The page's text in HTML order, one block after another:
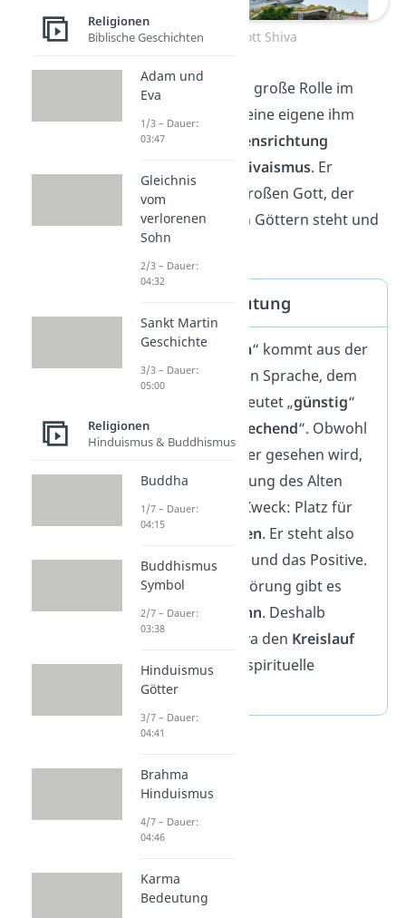
Der Gott Shiva
Shiva spielt eine so große Rolle im
Hinduismus, dass eine eigene ihm
gewidmete
Glaubensrichtung
Shivaismus. Er
symbolisiert den großen Gott, der
über allen anderen Göttern steht und
den großen Yogi.
Shiva — Bedeutung
Der Name „ Shiva“ kommt aus der
ältesten indischen Sprache, dem
Er bedeutet „günstig“
oder „
vielversprechend“. Obwohl
Shiva als Zerstörer gesehen wird,
dient die Zerstörung des Alten
einem höheren Zweck: Platz für
Neues zu schaffen. Er steht also
für das Negative und das Positive.
Denn ohne Zerstörung gibt es
keinenNeubeginn. Deshalb
symbolisiert Shiva den Kreislauf
des Lebensund spirituelle
Transformation.
Religionen
Biblische Geschichten
Adam und
Eva
1/3 – Dauer:
03:47
Gleichnis
vom
verlorenen
Sohn
2/3 – Dauer:
04:32
Sankt Martin
Geschichte
3/3 – Dauer:
05:00
Religionen
Hinduismus & Buddhismus
Buddha
1/7 – Dauer:
04:15
Buddhismus
Symbol
2/7 – Dauer:
03:38
Hinduismus
Götter
3/7 – Dauer:
04:41
Brahma
Hinduismus
4/7 – Dauer:
04:46
Karma
Bedeutung